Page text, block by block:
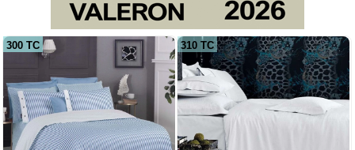
300 ТС 310 ТС